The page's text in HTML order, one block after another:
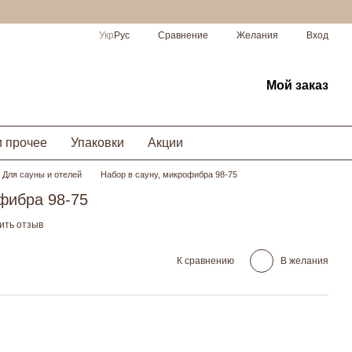
Укр Рус Сравнение Желания Вход
Мой заказ
прочее Упаковки Акции
Для сауны и отелей Набор в сауну, микрофибра 98-75
98-75
отзыв
К сравнению В желания